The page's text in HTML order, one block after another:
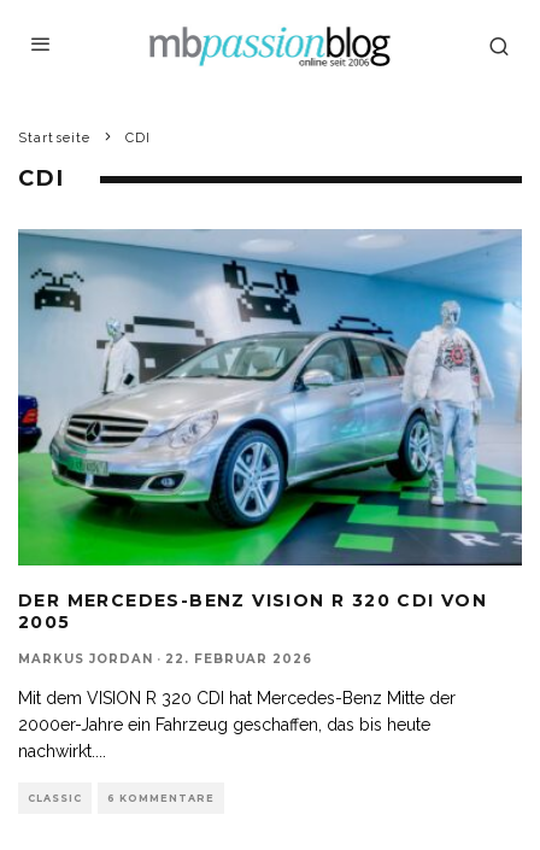
Startseite CDI
CDI
DER MERCEDES-BENZ VISION R 320 CDI VON
2005
MARKUS JORDAN · 22. FEBRUAR 2026
Mit dem VISION R 320 CDI hat Mercedes-Benz Mitte der
2000er-Jahre ein Fahrzeug geschaffen, das bis heute
nachwirkt.
CLASSIC 6 KOMMENTARE